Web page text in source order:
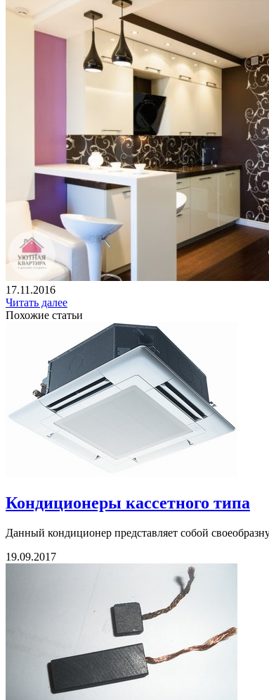
17.11.2016
Читать далее
Похожие статьи
Кондиционеры кассетного типа
Данный кондиционер представляет собой
19.09.2017